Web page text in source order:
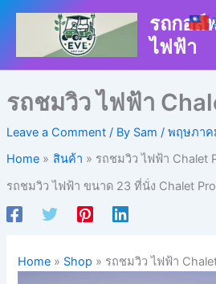
รถกอล์
ไฟฟ้า
รถชมวิว ไฟฟ้า
Leave a Comment / By Sam / พฤษภาค
Home
สินค้า
รถชมวิว ไฟฟ้า Chalet
รถชมวิว ไฟฟ้า ขนาด 23 ที่นั่ง Chalet
Home » Shop » รถชมวิว ไฟฟ้า